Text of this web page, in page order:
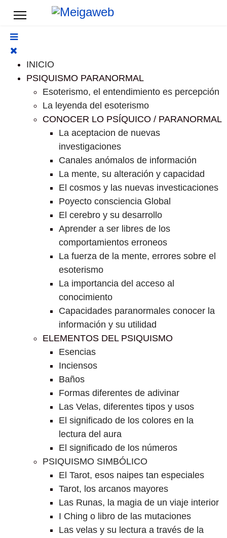
INICIO
PSIQUISMO PARANORMAL
Esoterismo, el entendimiento es percepción
La leyenda del esoterismo
CONOCER LO PSÍQUICO / PARANORMAL
La aceptacion de nuevas
investigaciones
Canales anómalos de información
La mente, su alteración y capacidad
El cosmos y las nuevas investicaciones
Poyecto consciencia Global
El cerebro y su desarrollo
Aprender a ser libres de los
comportamientos erroneos
La fuerza de la mente, errores sobre el
esoterismo
La importancia del acceso al
conocimiento
Capacidades paranormales conocer la
información y su utilidad
ELEMENTOS DEL PSIQUISMO
Esencias
Inciensos
Baños
Formas diferentes de adivinar
Las Velas, diferentes tipos y usos
El significado de los colores en la
lectura del aura
El significado de los números
PSIQUISMO SIMBÓLICO
El Tarot, esos naipes tan especiales
Tarot, los arcanos mayores
Las Runas, la magia de un viaje interior
I Ching o libro de las mutaciones
Las velas y su lectura a través de la